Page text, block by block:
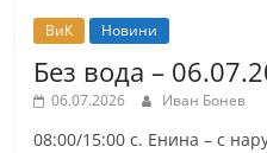
ВиК Новини
Без вода –
06.07.2026 Иван Бонев
08:00/15:00 с. Енина – с